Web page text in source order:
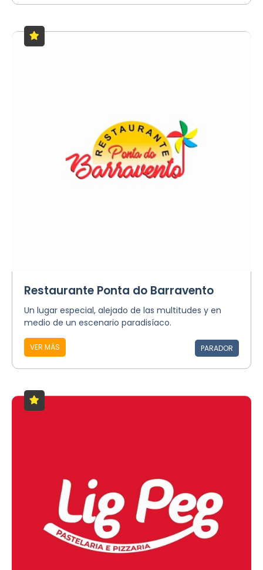
Restaurante Ponta do Barravento
Un lugar especial, alejado de las multitudes y en
medio de un escenario paradisíaco.
VER MÁS PARADOR